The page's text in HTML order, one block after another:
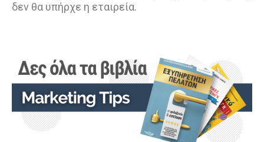
δεν θα υπήρχε η εταιρεία.